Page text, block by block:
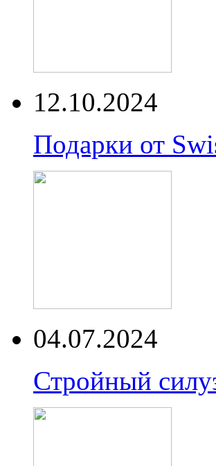
12.10.2024
Подарки от
04.07.2024
Стройный